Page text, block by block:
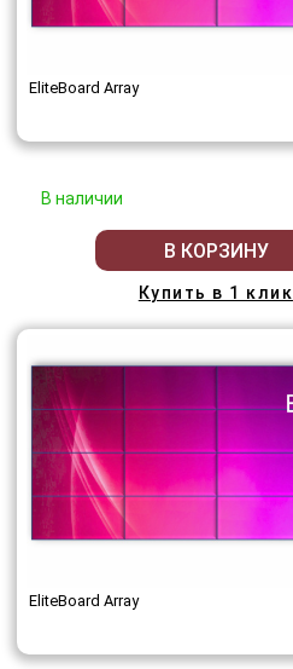
EliteBoard Array
В наличии
В КОРЗИНУ
Купить в 1 клик
EliteBoard Array